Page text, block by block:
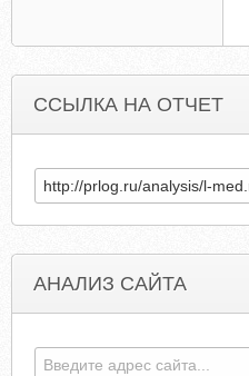
ССЫЛКА НА ОТЧЕТ
АНАЛИЗ САЙТА